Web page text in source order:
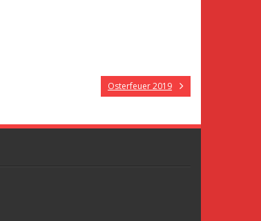
Osterfeuer 2019